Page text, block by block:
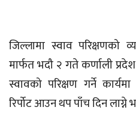
जिल्लामा स्वाव परिक्षणको
मार्फत भदौ २ गते कर्णाली
स्वावको परिक्षण गर्ने
रिर्पोट आउन थप पाँच दिन लाग्ने